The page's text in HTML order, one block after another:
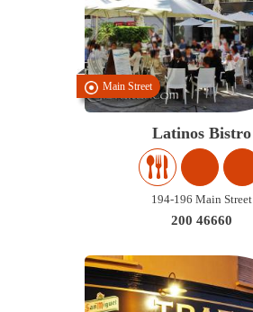
Main Street
Latinos Bistro
194-196 Main Street
200 46660